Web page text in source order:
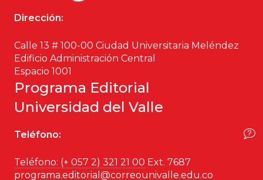
Construcción de paz
Derecho
Desarrollo
Diseño
Economía
Educación
Dirección:
Calle 13 # 100-00 Ciudad Universitaria Meléndez
Edificio Administración Central
Espacio 1001
Programa Editorial
Universidad del Valle
Teléfono:
Teléfono: (+ 057 2) 321 21 00 Ext. 7687
programa.editorial@correounivalle.edu.co